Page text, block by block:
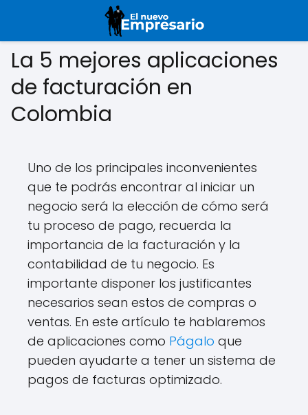
La 5 mejores aplicaciones
de facturación en
Colombia
Uno de los principales inconvenientes
que te podrás encontrar al iniciar un
negocio será la elección de cómo será
tu proceso de pago, recuerda la
importancia de la facturación y la
contabilidad de tu negocio. Es
importante disponer los justificantes
necesarios sean estos de compras o
ventas. En este artículo te hablaremos
de aplicaciones como Págalo que
pueden ayudarte a tener un sistema de
pagos de facturas optimizado.